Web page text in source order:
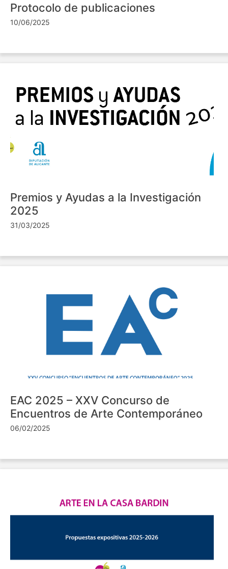
Protocolo de publicaciones
10/06/2025
Premios y Ayudas a la Investigación
2025
31/03/2025
EAC 2025 – XXV Concurso de
Encuentros de Arte Contemporáneo
06/02/2025